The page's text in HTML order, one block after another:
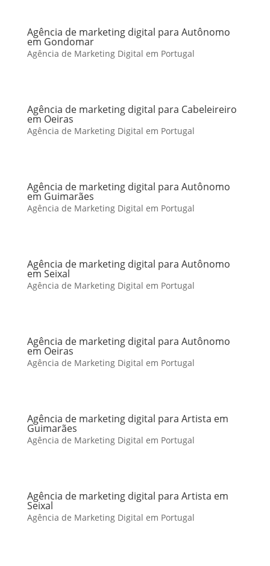
Agência de marketing digital para Autônomo
em Gondomar
Agência de Marketing Digital em Portugal
Agência de marketing digital para Cabeleireiro
em Oeiras
Agência de Marketing Digital em Portugal
Agência de marketing digital para Autônomo
em Guimarães
Agência de Marketing Digital em Portugal
Agência de marketing digital para Autônomo
em Seixal
Agência de Marketing Digital em Portugal
Agência de marketing digital para Autônomo
em Oeiras
Agência de Marketing Digital em Portugal
Agência de marketing digital para Artista em
Guimarães
Agência de Marketing Digital em Portugal
Agência de marketing digital para Artista em
Seixal
Agência de Marketing Digital em Portugal